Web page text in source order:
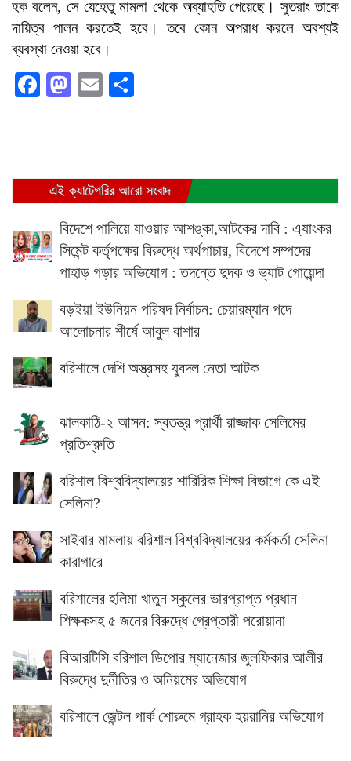
হক বলেন, সে যেহেতু মামলা থেকে অব্যাহতি পেয়েছে। সুতরাং তাকে
দায়িত্ব পালন করতেই হবে। তবে কোন অপরাধ করলে অবশ্যই
ব্যবস্থা নেওয়া হবে।
Facebook
Mastodon
Email
এই ক্যাটেগরির আরো সংবাদ
বিদেশে পালিয়ে যাওয়ার আশঙ্কা,আটকের দাবি : এ্যাংকর
সিমেন্ট কর্তৃপক্ষের বিরুদ্ধে অর্থপাচার, বিদেশে সম্পদের
পাহাড় গড়ার অভিযোগ : তদন্তে দুদক ও ভ্যাট গোয়েন্দা
বড়ইয়া ইউনিয়ন পরিষদ নির্বাচন: চেয়ারম্যান পদে
আলোচনার শীর্ষে আবুল বাশার
বরিশালে দেশি অস্ত্রসহ যুবদল নেতা আটক
ঝালকাঠি-২ আসন: স্বতন্ত্র প্রার্থী রাজ্জাক সেলিমের
প্রতিশ্রুতি
বরিশাল বিশ্ববিদ্যালয়ের শারিরিক শিক্ষা বিভাগে কে এই
সেলিনা?
সাইবার মামলায় বরিশাল বিশ্ববিদ্যালয়ের কর্মকর্তা সেলিনা
কারাগারে
বরিশালের হলিমা খাতুন স্কুলের ভারপ্রাপ্ত প্রধান
শিক্ষকসহ ৫ জনের বিরুদ্ধে গ্রেপ্তারী পরোয়ানা
বিআরটিসি বরিশাল ডিপোর ম্যানেজার জুলফিকার আলীর
বিরুদ্ধে দুর্নীতির ও অনিয়মের অভিযোগ
বরিশালে জেন্টল পার্ক শোরুমে গ্রাহক হয়রানির অভিযোগ